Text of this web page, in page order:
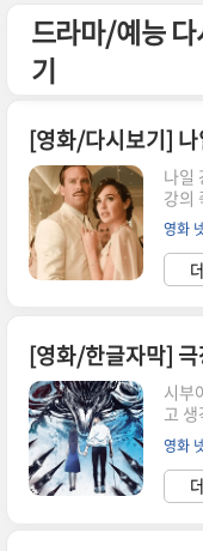
드라마/예능
기
나일
강의
리스
로
나일
으나
인 사
만 일
빠뜨
죽음
터리
영화
시부
고
까지
극장
0'이
상 ※
영화